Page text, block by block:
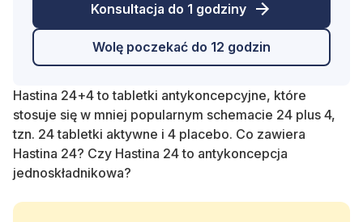
Konsultacja do 1 godziny
Wolę poczekać do 12 godzin
Hastina 24+4 to tabletki antykoncepcyjne, które
stosuje się w mniej popularnym schemacie 24 plus 4,
tzn. 24 tabletki aktywne i 4 placebo. Co zawiera
Hastina 24? Czy Hastina 24 to antykoncepcja
jednoskładnikowa?